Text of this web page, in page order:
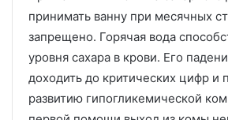
принимать ванну при месячных
запрещено. Горячая вода
уровня сахара в крови. Его
доходить до критических цифр и
развитию гипогликемической